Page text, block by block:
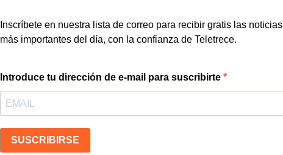
Inscríbete en nuestra lista de correo para recibir gratis las noticias
más importantes del día, con la confianza de Teletrece.
Introduce tu dirección de e-mail para suscribirte
SUSCRIBIRSE